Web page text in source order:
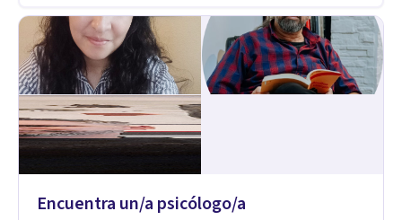
Encuentra un/a psicólogo/a